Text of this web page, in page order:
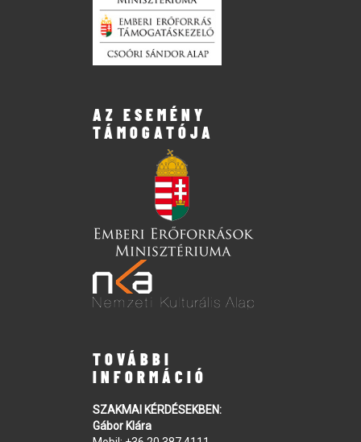
AZ ESEMÉNY
TÁMOGATÓJA
TOVÁBBI
INFORMÁCIÓ
SZAKMAI KÉRDÉSEKBEN:
Gábor Klára